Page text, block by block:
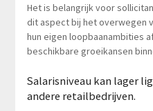
Het is belangrijk voor
dit aspect bij het overwegen
hun eigen loopbaanambities
beschikbare groeikansen
Salarisniveau kan lager
andere retailbedrijven.